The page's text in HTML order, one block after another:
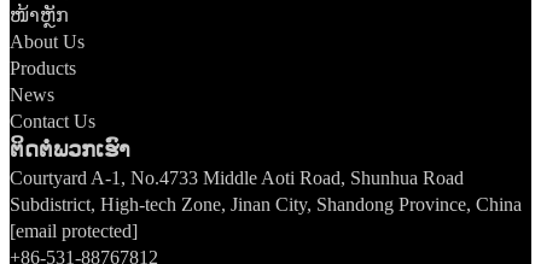
ໜ້າຫຼັກ
About Us
Products
News
Contact Us
ຕິດຕໍ່ພວກເຮົາ
Courtyard A-1, No.4733 Middle Aoti Road, Shunhua Road
Subdistrict, High-tech Zone, Jinan City, Shandong Province, China
[email protected]
+86-531-88767812